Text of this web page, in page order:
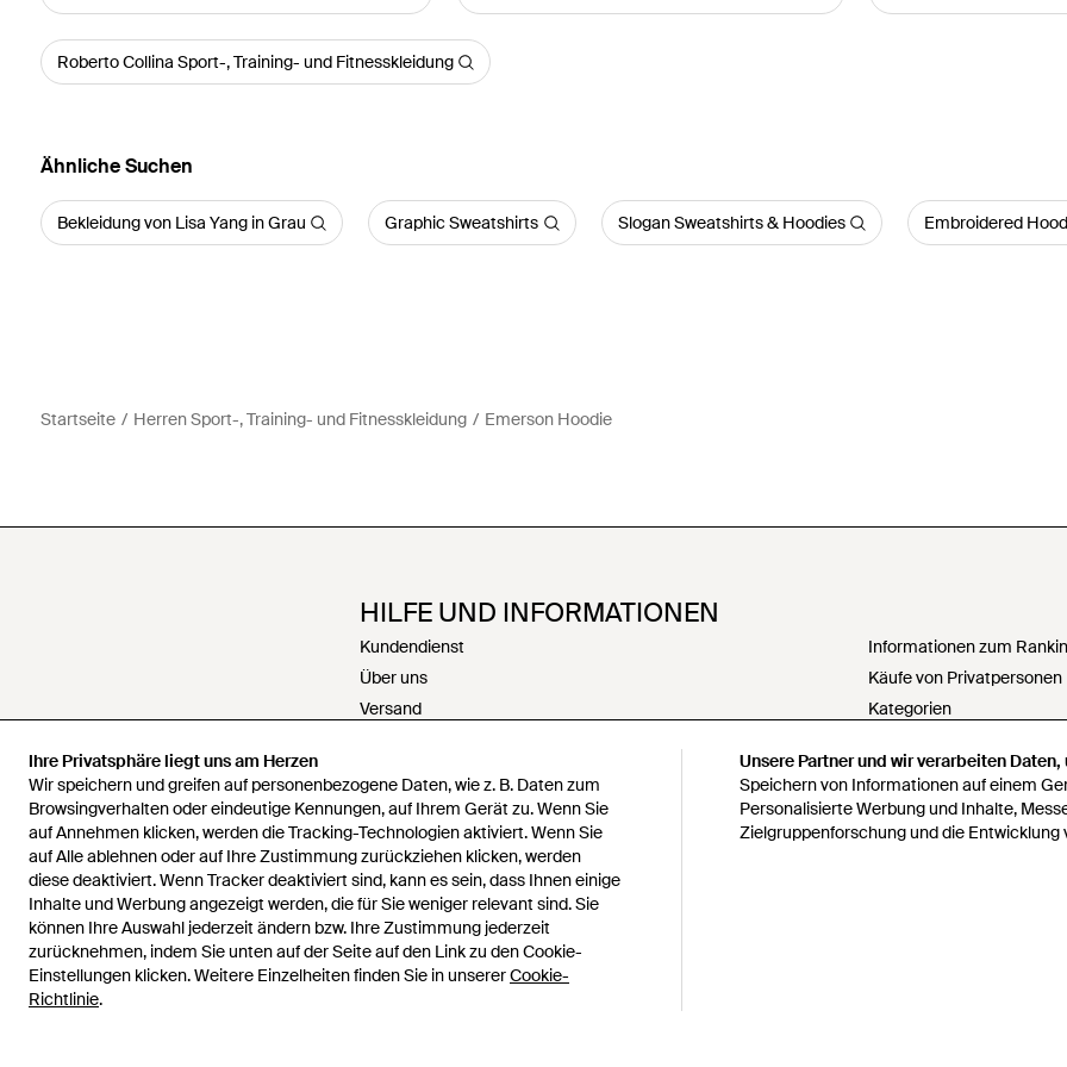
Ihre Privatsphäre liegt uns am Herzen
Wir speichern und greifen auf personenbezogene Daten, wie z. B. Daten zum
Browsingverhalten oder eindeutige Kennungen, auf Ihrem Gerät zu. Wenn Sie
auf Annehmen klicken, werden die Tracking-Technologien aktiviert. Wenn Sie
auf Alle ablehnen oder auf Ihre Zustimmung zurückziehen klicken, werden
diese deaktiviert. Wenn Tracker deaktiviert sind, kann es sein, dass Ihnen einige
Inhalte und Werbung angezeigt werden, die für Sie weniger relevant sind. Sie
können Ihre Auswahl jederzeit ändern bzw. Ihre Zustimmung jederzeit
zurücknehmen, indem Sie unten auf der Seite auf den Link zu den Cookie-
Einstellungen klicken. Weitere Einzelheiten finden Sie in unsererCookie-
Richtlinie.
Unsere Partner und wir verarbeiten
Speichern von Informationen auf einem
Personalisierte Werbung und Inhalte,
Zielgruppenforschung und die Entwicklung
Roberto Collina Sport-, Training- und Fitnesskleidung
Ähnliche Suchen
Bekleidung von Lisa Yang in Grau Graphic Sweatshirts Slogan Sweatshirts & Hoodies Embroidered
Startseite Herren Sport-, Training- und Fitnesskleidung Emerson Hoodie
HILFE UND INFORMATIONEN
Kundendienst
Über uns
Versand
Rückerstattungen
Karriere
Kontakt
Allgemeine Geschäftsbedingungen
Datenschutz & Cookies
Geistiges Eigentum
Informationen zum
Käufe von Privatpersonen
Kategorien
Meine
weitergeben
Erklärung zur modernen